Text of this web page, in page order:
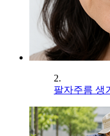
2.
팔자주름 생